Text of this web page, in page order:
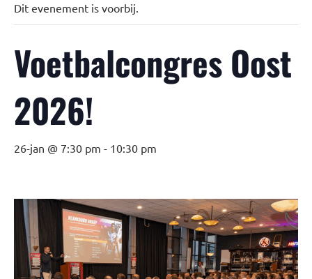
Dit evenement is voorbij.
Voetbalcongres Oost
2026!
26-jan @ 7:30 pm - 10:30 pm